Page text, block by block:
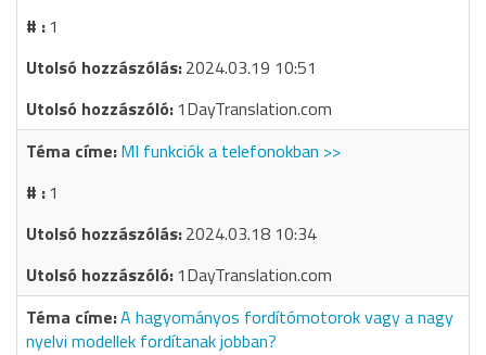
1
2024.03.19 10:51
1DayTranslation.com
MI funkciók a telefonokban >>
1
2024.03.18 10:34
1DayTranslation.com
A hagyományos fordítómotorok vagy a nagy
nyelvi modellek fordítanak jobban?